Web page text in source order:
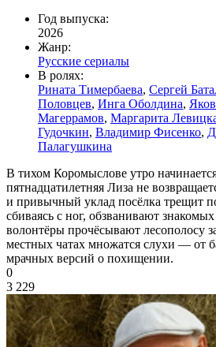
Год выпуска:
2026
Жанр:
Русские сериалы
В ролях:
Рината Тимербаева, Сергей
Половцев, Инга Оболдина,
Магеррамов, Маргарита
Гудочкин, Владимир Фисенко,
Палагушкина
В тихом Коромыслове утро
пятнадцатилетняя Лиза не
и привычный уклад посёлка трещит
сбиваясь с ног, обзванивают
волонтёры прочёсывают лесополосу
местных чатах множатся слухи — от
мрачных версий о похищении.
0
3 229